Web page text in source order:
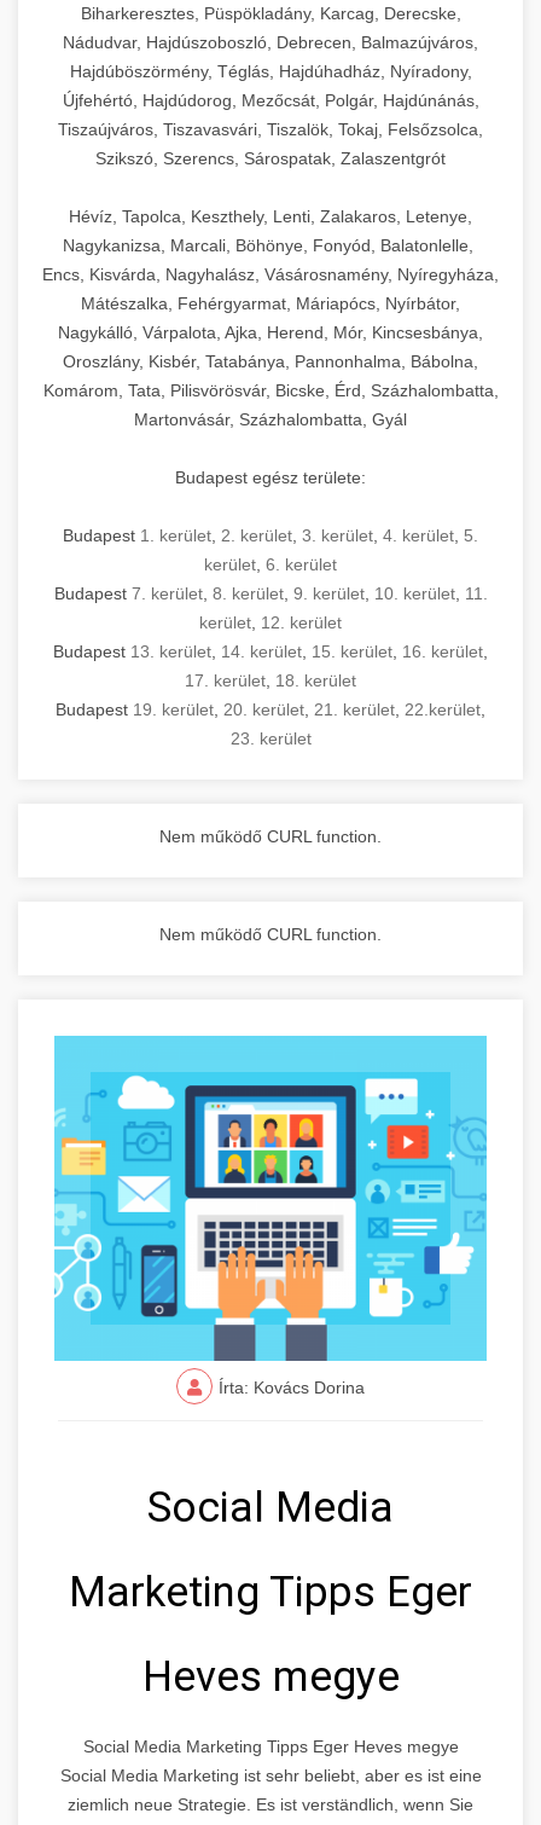
Biharkeresztes, Püspökladány, Karcag, Derecske,
Nádudvar, Hajdúszoboszló, Debrecen, Balmazújváros,
Hajdúböszörmény, Téglás, Hajdúhadház, Nyíradony,
Újfehértó, Hajdúdorog, Mezőcsát, Polgár, Hajdúnánás,
Tiszaújváros, Tiszavasvári, Tiszalök, Tokaj, Felsőzsolca,
Szikszó, Szerencs, Sárospatak, Zalaszentgrót
Hévíz, Tapolca, Keszthely, Lenti, Zalakaros, Letenye,
Nagykanizsa, Marcali, Böhönye, Fonyód, Balatonlelle,
Encs, Kisvárda, Nagyhalász, Vásárosnamény, Nyíregyháza,
Mátészalka, Fehérgyarmat, Máriapócs, Nyírbátor,
Nagykálló, Várpalota, Ajka, Herend, Mór, Kincsesbánya,
Oroszlány, Kisbér, Tatabánya, Pannonhalma, Bábolna,
Komárom, Tata, Pilisvörösvár, Bicske, Érd, Százhalombatta,
Martonvásár, Százhalombatta, Gyál
Budapest egész területe:
Budapest 1. kerület 2. kerület 3. kerület 4. kerület 5.
kerület 6. kerület
Budapest 7. kerület, 8. kerület, 9. kerület, 10. kerület, 11.
kerület 12. kerület
Budapest 13. kerület 14. kerület 15. kerület 16. kerület
17. kerület 18. kerület
Budapest 19. kerület 20. kerület 21. kerület 22.kerület
23. kerület
Nem működő CURL function.
Nem működő CURL function.
Írta: Kovács Dorina
Social Media
Marketing Tipps Eger
Heves megye
Social Media Marketing Tipps Eger Heves megye
Social Media Marketing ist sehr beliebt, aber es ist eine
ziemlich neue Strategie. Es ist verständlich, wenn Sie